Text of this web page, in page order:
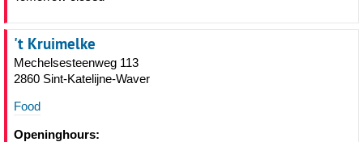
't Kruimelke
Mechelsesteenweg 113
2860 Sint-Katelijne-Waver
Food
Openinghours: